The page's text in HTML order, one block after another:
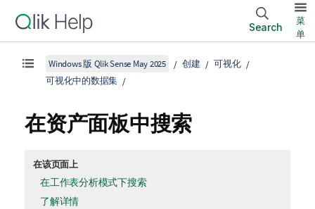
Search
菜
单
Windows 版 Qlik Sense May 2025 创建
可视化
可视化中的数据集
在资产面板中搜索
在该页面上
在工作表分析模式下搜索
了解详情